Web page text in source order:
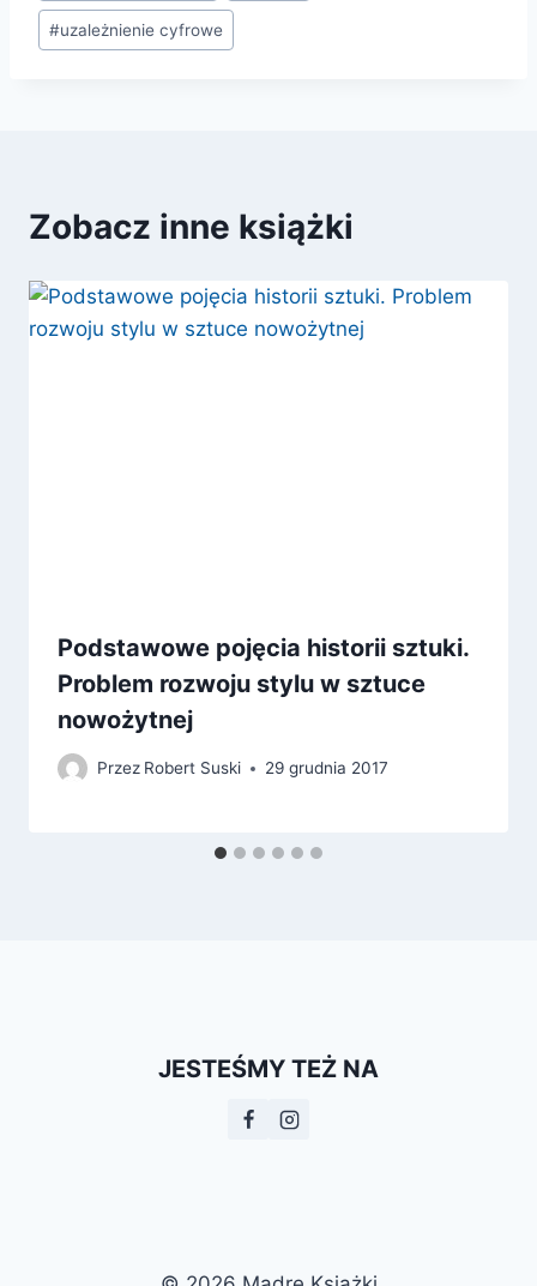
#uzależnienie cyfrowe
Zobacz inne książki
Podstawowe pojęcia historii sztuki.
Problem rozwoju stylu w sztuce
nowożytnej
Przez Robert Suski 29 grudnia 2017
JESTEŚMY TEŻ NA